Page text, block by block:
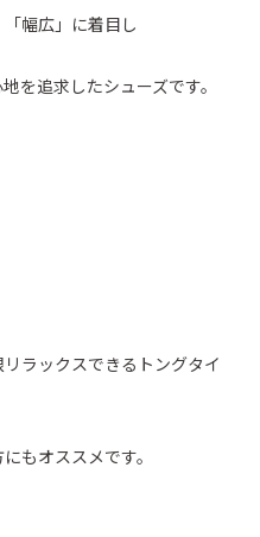
幅広」に着目し
を追求したシューズです。
ラックスできるトングタイ
もオススメです。